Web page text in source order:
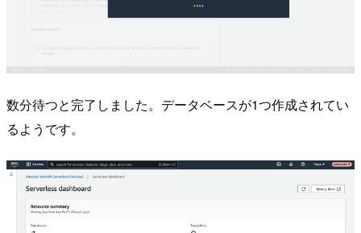
数分待つと完了しました。データベースが1つ作成されてい
るようです。